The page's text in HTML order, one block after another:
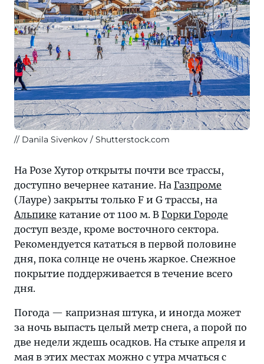
лыжах
и
сноубордах
продолжится
до
середины
мая.
Danila Sivenkov / Shutterstock.com
На Розе Хутор открыты почти все трассы,
доступно вечернее катание. На Газпроме
(Лауре) закрыты только F и G трассы, на
Альпике катание от 1100 м. В Горки Городе
доступ везде, кроме восточного сектора.
Рекомендуется кататься в первой половине
дня, пока солнце не очень жаркое. Снежное
покрытие поддерживается в течение всего
дня.
Погода — капризная штука, и иногда может
за ночь выпасть целый метр снега, а порой по
две недели ждешь осадков. На стыке апреля и
мая в этих местах можно с утра мчаться с